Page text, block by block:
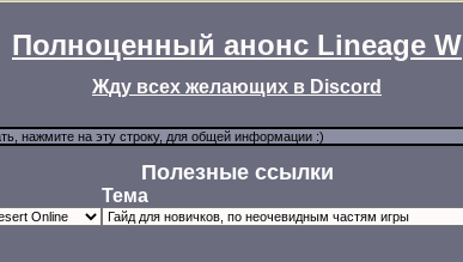
Полноценный анонс Lineage W
Жду всех желающих в Discord
Полезные ссылки
Тема